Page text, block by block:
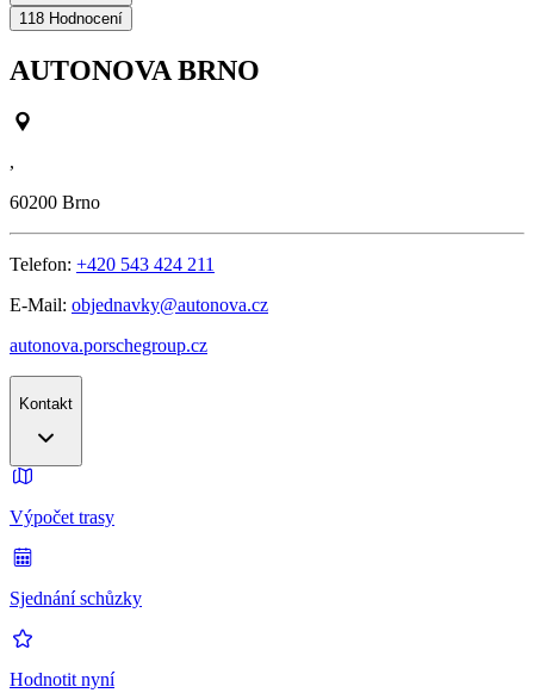
118 Hodnocení
AUTONOVA BRNO
,
60200 Brno
Telefon: +420 543 424 211
E-Mail: objednavky@autonova.cz
autonova.porschegroup.cz
Kontakt
Výpočet trasy
Sjednání schůzky
Hodnotit nyní